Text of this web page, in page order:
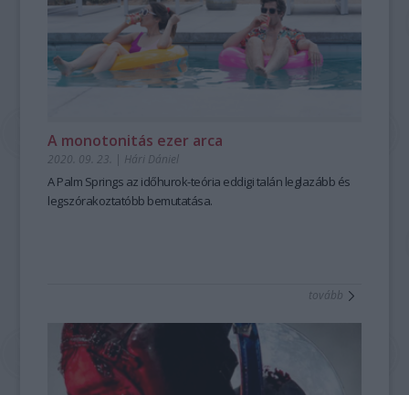
A monotonitás ezer arca
2020. 09. 23. | Hári Dániel
APalm Springs az időhurok-teória eddigi talán leglazább és
legszórakoztatóbb bemutatása.
tovább